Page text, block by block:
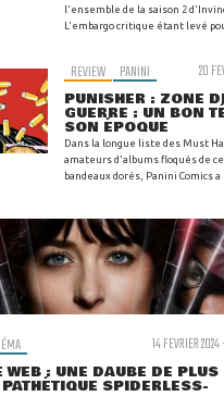
l'ensemble de la saison 2
L'embargo critique étant levé
REVIEW PANINI 20
PUNISHER : ZONE
GUERRE : UN BON
SON ÉPOQUE
Dans la longue liste des Must
amateurs d'albums floqués de
bandeaux dorés, Panini Comics a
14 FEVRIER
: UNE DAUBE DE PLUS
SPIDERLESS-